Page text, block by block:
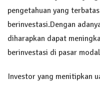
pengetahuan yang
berinvestasi.Dengan
diharapkan dapat
berinvestasi di pasar
Investor yang menitipkan